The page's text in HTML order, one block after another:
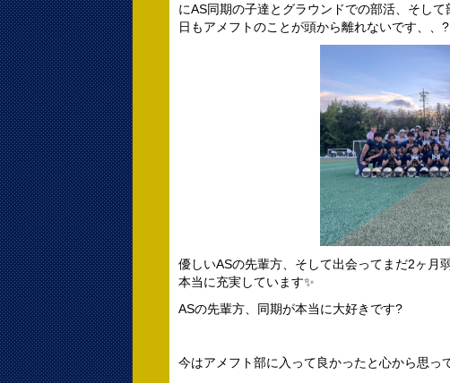
にAS同期の子達とグラウンドでの部活、そし
日もアメフトのことが頭から離れないです、、?
優しいASの先輩方、そして出会ってまだ2ヶ月
本当に充実しています✨
ASの先輩方、同期が本当に大好きです?
今はアメフト部に入って良かったと心から思っ